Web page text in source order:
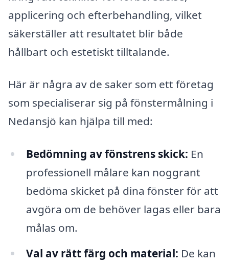
applicering och efterbehandling, vilket
säkerställer att resultatet blir både
hållbart och estetiskt tilltalande.
Här är några av de saker som ett företag
som specialiserar sig på fönstermålning i
Nedansjö kan hjälpa till med:
Bedömning av fönstrens skick: En
professionell målare kan noggrant
bedöma skicket på dina fönster för att
avgöra om de behöver lagas eller bara
målas om.
Val av rätt färg och material: De kan